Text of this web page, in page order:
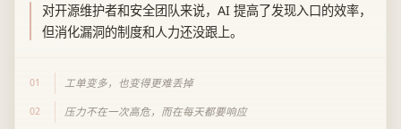
对开源维护者和安全团队来说，AI 提高了发现入口的效率，
但消化漏洞的制度和人力还没跟上。
01 工单变多，也变得更难丢掉
02 压力不在一次高危，而在每天都要响应